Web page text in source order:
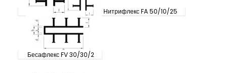
Нитрифлекс FA 50/10/25
Бесафлекс FV 30/30/2